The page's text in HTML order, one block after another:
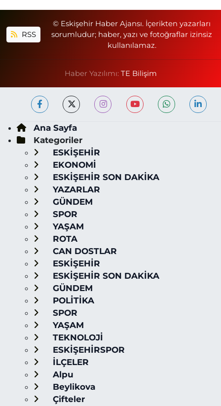
RSS
© Eskişehir Haber Ajansı. İçerikten yazarları
sorumludur; haber, yazı ve fotoğraflar izinsiz
kullanılamaz.
Haber Yazılımı: TE Bilişim
Ana Sayfa
Kategoriler
ESKİŞEHİR
EKONOMİ
ESKİŞEHİR SON DAKİKA
YAZARLAR
GÜNDEM
SPOR
YAŞAM
ROTA
CAN DOSTLAR
ESKİŞEHİR
ESKİŞEHİR SON DAKİKA
GÜNDEM
POLİTİKA
SPOR
YAŞAM
TEKNOLOJİ
ESKİŞEHİRSPOR
İLÇELER
Alpu
Beylikova
Çifteler